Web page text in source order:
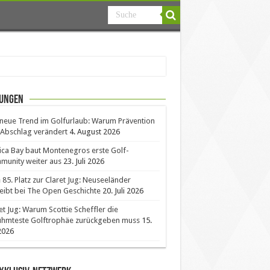
Trend im Golfurlaub: Warum Prävention
verändert 4. August 2026
Bay baut Montenegros erste Golf-
weiter aus 23. Juli 2026
85. Platz zur Claret Jug: Neuseeländer
bei The Open Geschichte 20. Juli 2026
Jug: Warum Scottie Scheffler die
Golftrophäe zurückgeben muss 15.